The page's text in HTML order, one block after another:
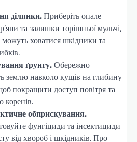
ділянки.Приберіть опале
та залишки торішньої мульчі,
ховатися шкідники та
ґрунту.Обережно
землю навколо кущів на глибину
покращити доступ повітря та
коренів.
обприскування.
фунгіциди та інсектициди
від хвороб і шкідників. Про